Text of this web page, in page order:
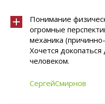
Понимание
огромные
механика
Хочется докопаться
человеком.
СергейСмирнов